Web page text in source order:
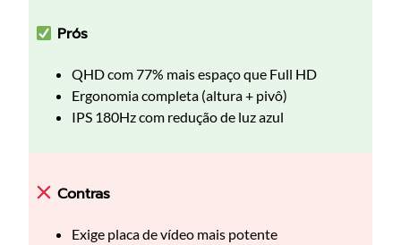
Prós
QHD com 77% mais espaço que Full HD
Ergonomia completa (altura + pivô)
IPS 180Hz com redução de luz azul
Contras
Exige placa de vídeo mais potente